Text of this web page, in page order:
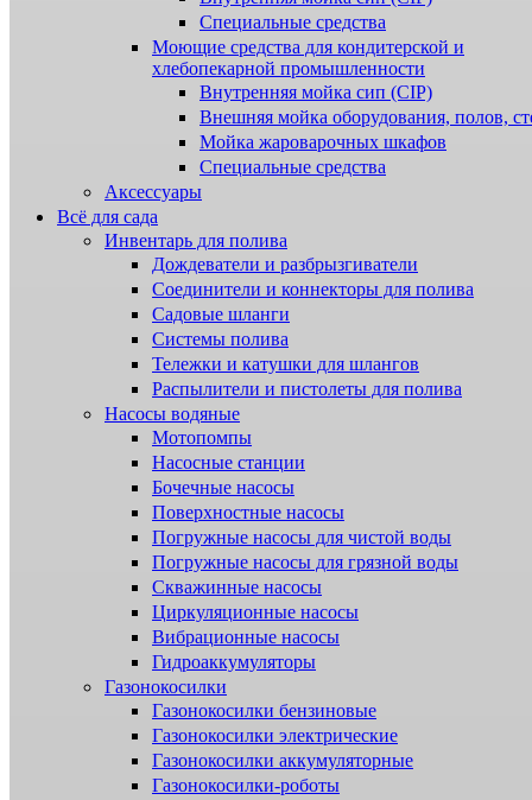
Специальные средства
Моющие средства для кондитерской и
хлебопекарной промышленности
Внутренняя мойка сип (CIP)
Внешняя мойка оборудования, полов,
Мойка жароварочных шкафов
Специальные средства
Аксессуары
Всё для сада
Инвентарь для полива
Дождеватели и разбрызгиватели
Соединители и коннекторы для полива
Садовые шланги
Системы полива
Тележки и катушки для шлангов
Распылители и пистолеты для полива
Насосы водяные
Мотопомпы
Насосные станции
Бочечные насосы
Поверхностные насосы
Погружные насосы для чистой воды
Погружные насосы для грязной воды
Скважинные насосы
Циркуляционные насосы
Вибрационные насосы
Гидроаккумуляторы
Газонокосилки
Газонокосилки бензиновые
Газонокосилки электрические
Газонокосилки аккумуляторные
Газонокосилки-роботы